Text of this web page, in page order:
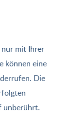
nur mit Ihrer
können eine
Die
unberührt.